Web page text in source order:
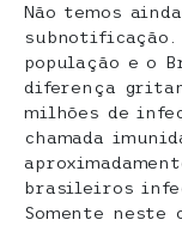
Não temos
subnotificação.
população e o
diferença
milhões de
chamada
brasileiros
Somente